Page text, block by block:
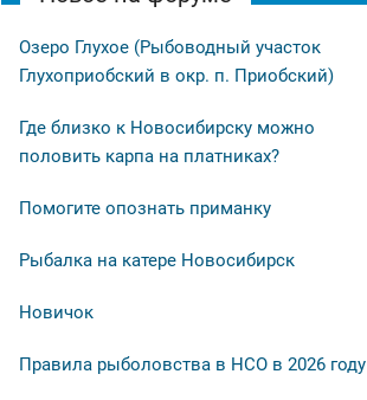
Озеро Глухое (Рыбоводный участок
Глухоприобский в окр. п. Приобский)
Где близко к Новосибирску можно
половить карпа на платниках?
Помогите опознать приманку
Рыбалка на катере Новосибирск
Новичок
Правила рыболовства в НСО в 2026 году